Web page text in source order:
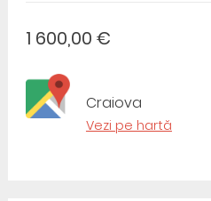
1 600,00 €
Craiova
Vezi pe hartă